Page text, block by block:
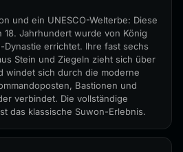
und ein UNESCO-Welterbe: Diese
18. Jahrhundert wurde von König
errichtet. Ihre fast sechs
Stein und Ziegeln zieht sich über
windet sich durch die moderne
Bastionen und
verbindet. Die vollständige
das klassische Suwon-Erlebnis.